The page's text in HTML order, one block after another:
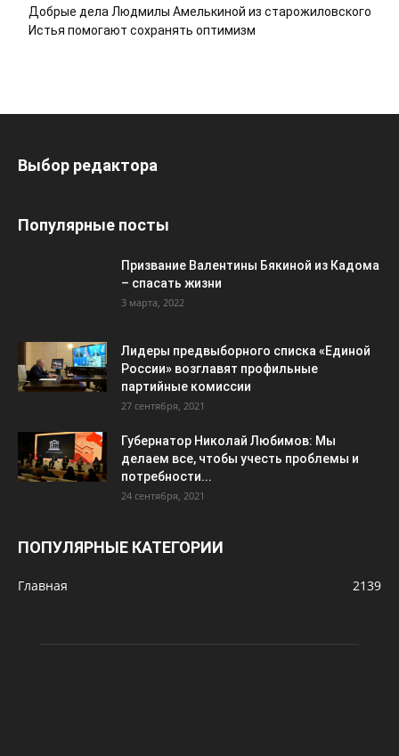
Добрые дела Людмилы Амелькиной из старожиловского
Истья помогают сохранять оптимизм
Выбор редактора
Популярные посты
Призвание Валентины Бякиной из Кадома
– спасать жизни
3 марта, 2022
Лидеры предвыборного списка «Единой
России» возглавят профильные
партийные комиссии
27 сентября, 2021
Губернатор Николай Любимов: Мы
делаем все, чтобы учесть проблемы и
потребности...
24 сентября, 2021
ПОПУЛЯРНЫЕ КАТЕГОРИИ
Главная 2139